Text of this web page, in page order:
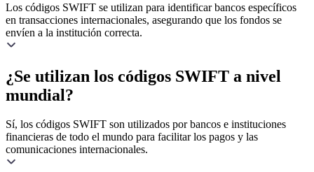
Los códigos SWIFT se utilizan para identificar bancos específicos
en transacciones internacionales, asegurando que los fondos se
envíen a la institución correcta.
¿Se utilizan los códigos SWIFT a nivel
mundial?
Sí, los códigos SWIFT son utilizados por bancos e instituciones
financieras de todo el mundo para facilitar los pagos y las
comunicaciones internacionales.